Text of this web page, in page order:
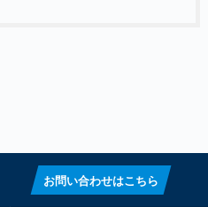
お問い合わせはこちら